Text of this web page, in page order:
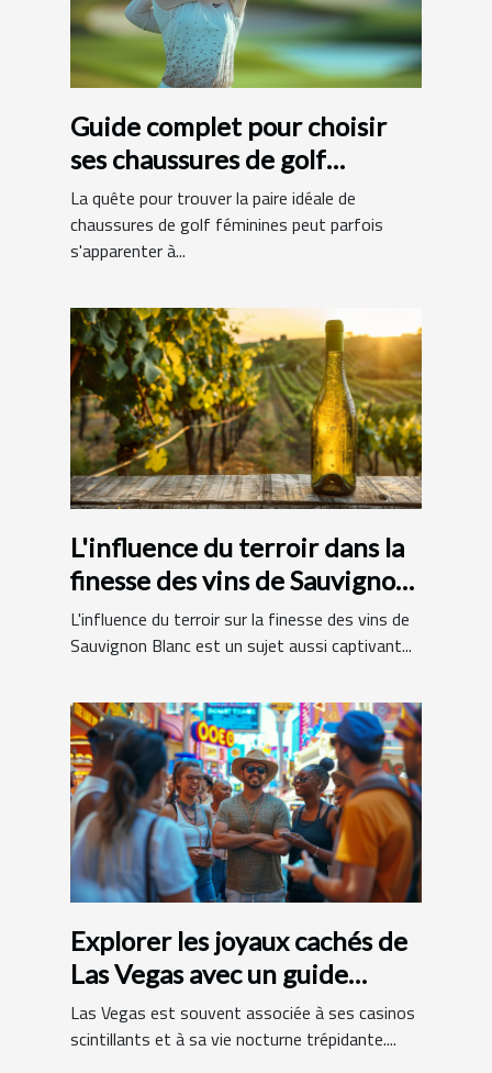
Guide complet pour choisir
ses chaussures de golf
féminines
La quête pour trouver la paire idéale de
chaussures de golf féminines peut parfois
s'apparenter à...
L'influence du terroir dans la
finesse des vins de Sauvignon
Blanc
L'influence du terroir sur la finesse des vins de
Sauvignon Blanc est un sujet aussi captivant...
Explorer les joyaux cachés de
Las Vegas avec un guide
francophone
Las Vegas est souvent associée à ses casinos
scintillants et à sa vie nocturne trépidante....